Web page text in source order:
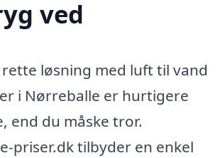
ved
løsning med luft til vand
i Nørreballe er hurtigere
end du måske tror.
priser.dk tilbyder en enkel